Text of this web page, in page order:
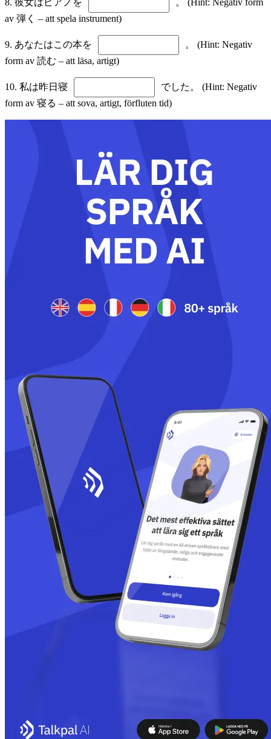
av 弾く – att spela instrument)
9. あなたはこの本を
。 (Hint: Negativ
form av 読む – att läsa, artigt)
10. 私は昨日寝
でした。 (Hint: Negativ
form av 寝る – att sova, artigt, förfluten tid)